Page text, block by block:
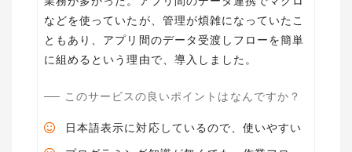
などを使っていたが、管理が煩雑になっていたこ
ともあり、アプリ間のデータ受渡しフローを簡単
に組めるという理由で、導入しました。
このサービスの良いポイントはなんですか？
日本語表示に対応しているので、使いやすい